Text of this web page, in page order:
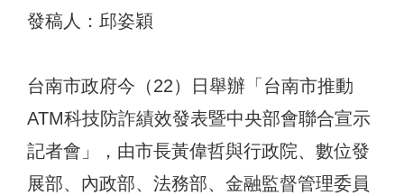
發稿人：邱姿穎
台南市政府今（22）日舉辦「台南市推動
ATM科技防詐績效發表暨中央部會聯合宣示
記者會」，由市長黃偉哲與行政院、數位發
展部、內政部、法務部、金融監督管理委員